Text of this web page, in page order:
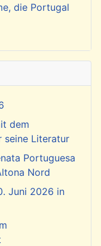
die Portugal
dem
seine Literatur
Portuguesa
Nord
Juni 2026 in